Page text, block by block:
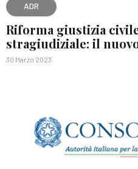
ADR
Riforma giustizia
stragiudiziale: il
30 Marzo 2023